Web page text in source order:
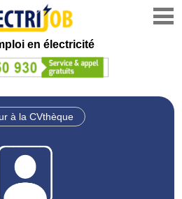
en électricité
à la CVthèque